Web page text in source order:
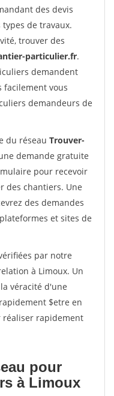
des devis
de travaux.
trouver des
particulier.fr.
demandent
facilement vous
demandeurs de
du réseau Trouver-
demande gratuite
pour recevoir
des chantiers. Une
des demandes
et sites de
par notre
à Limoux. Un
véracité d'une
$etre en
réaliser rapidement
pour
à Limoux